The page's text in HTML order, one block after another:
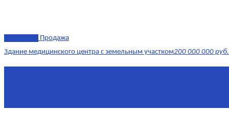
Продажа
Здание медицинского центра с земельным участком200 000 000 руб.